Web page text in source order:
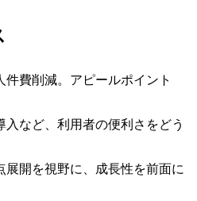
費削減。アピールポイント
入など、利用者の便利さをどう
展開を視野に、成長性を前面に